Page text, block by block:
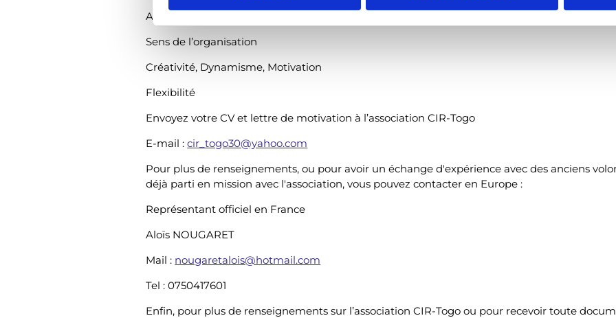
n
d
o
s
e
t
e
m
n
t
Autonomie
Sens de l’organisation
Créativité, Dynamisme, Motivation
Flexibilité
Envoyez votre CV et lettre de motivation à l’association CIR-Togo
E-mail :cir_togo30@yahoo.com
Pour plus de renseignements, ou pour avoir un échange d'expérience avec des anciens
déjà parti en mission avec l'association, vous pouvez contacter en Europe :
Représentant officiel en France
Aloïs NOUGARET
Mail : nougaretalois@hotmail.com
Tel : 0750417601
Enfin, pour plus de renseignements sur l’association CIR-Togo ou pour recevoir toute